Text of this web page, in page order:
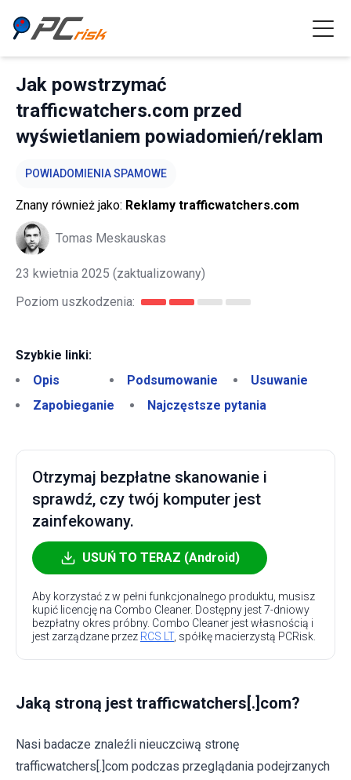
Jak powstrzymać
trafficwatchers.com przed
wyświetlaniem powiadomień/reklam
POWIADOMIENIA SPAMOWE
Znany również jako: Reklamy trafficwatchers.com
Tomas Meskauskas
23 kwietnia 2025 (zaktualizowany)
Poziom uszkodzenia:
Szybkie linki:
Opis
Podsumowanie
Usuwanie
Zapobieganie
Najczęstsze pytania
Otrzymaj bezpłatne skanowanie i
sprawdź, czy twój komputer jest
zainfekowany.
USUŃ TO TERAZ (Android)
Aby korzystać z w pełni funkcjonalnego produktu, musisz
kupić licencję na Combo Cleaner. Dostępny jest 7-dniowy
bezpłatny okres próbny. Combo Cleaner jest własnością i
jest zarządzane przez RCS LT, spółkę macierzystą PCRisk.
Jaką stroną jest trafficwatchers[.]com?
Nasi badacze znaleźli nieuczciwą stronę
trafficwatchers[.]com podczas przeglądania podejrzanych